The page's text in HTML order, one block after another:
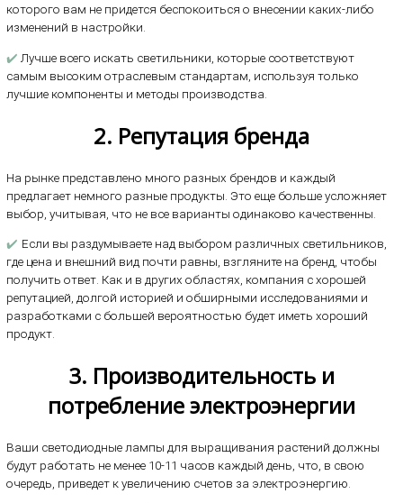
которого вам не придется беспокоиться о внесении каких-либо
изменений в настройки.
✔️ Лучше всего искать светильники, которые соответствуют
самым высоким отраслевым стандартам, используя только
лучшие компоненты и методы производства.
2. Репутация бренда
На рынке представлено много разных брендов и каждый
предлагает немного разные продукты. Это еще больше усложняет
выбор, учитывая, что не все варианты одинаково качественны.
✔️ Если вы раздумываете над выбором различных светильников,
где цена и внешний вид почти равны, взгляните на бренд, чтобы
получить ответ. Как и в других областях, компания с хорошей
репутацией, долгой историей и обширными исследованиями и
разработками с большей вероятностью будет иметь хороший
продукт.
3. Производительность и
потребление электроэнергии
Ваши светодиодные лампы для выращивания растений должны
будут работать не менее 10-11 часов каждый день, что, в свою
очередь, приведет к увеличению счетов за электроэнергию.